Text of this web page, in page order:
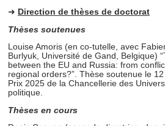
➜ Direction de thèses de doctorat
Thèses soutenues
Louise Amoris (en co-tutelle, avec
Burlyuk, Université de Gand, Belgique)
between the EU and Russia: from
regional orders?”. Thèse soutenue le
Prix 2025 de la Chancellerie des
politique.
Thèses en cours